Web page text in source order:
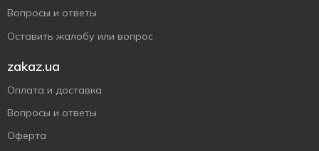
Вопросы и ответы
Оставить жалобу или вопрос
zakaz.ua
Оплата и доставка
Вопросы и ответы
Оферта